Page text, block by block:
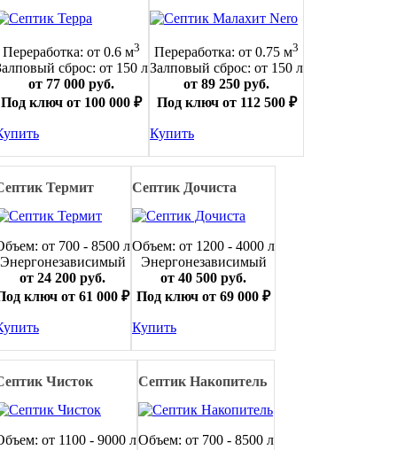
Переработка: от 0.6 м3
сброс: от 150 л
от 77 000 руб.
Под ключ от 100 000 ₽
Переработка: от 0.75 м3
Залповый сброс: от 150 л
от 89 250 руб.
Под ключ от 112 500 ₽
Купить
Термит
от 700 - 8500 л
Энергонезависимый
от 24 200 руб.
ключ от 61 000 ₽
Септик Дочиста
Объем: от 1200 - 4000 л
Энергонезависимый
от 40 500 руб.
Под ключ от 69 000 ₽
Купить
Чисток
от 1100 - 9000 л
Септик Накопитель
Объем: от 700 - 8500 л